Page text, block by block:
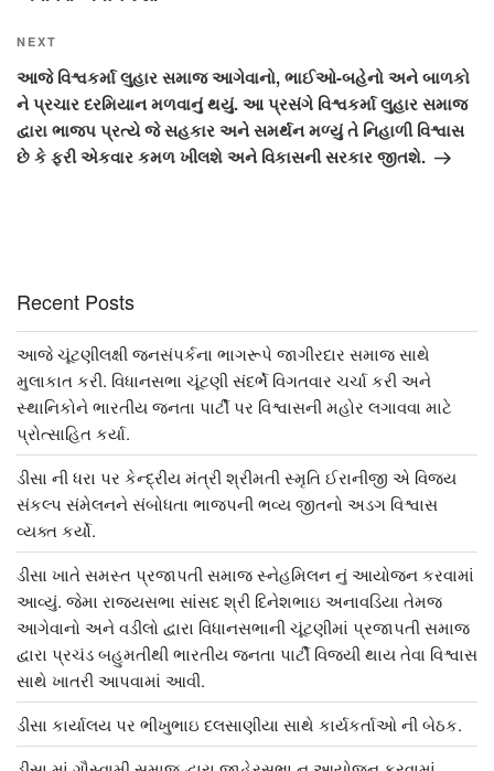
Next
Post
NEXT
આજે વિશ્વકર્મા લુહાર સમાજ આગેવાનો, ભાઈઓ-બહેનો અને બાળકો
ને પ્રચાર દરમિયાન મળવાનું થયું. આ પ્રસંગે વિશ્વકર્મા લુહાર સમાજ
દ્વારા ભાજપ પ્રત્યે જે સહકાર અને સમર્થન મળ્યું તે નિહાળી વિશ્વાસ
છે કે ફરી એકવાર કમળ ખીલશે અને વિકાસની સરકાર જીતશે.
Recent Posts
આજે ચૂંટણીલક્ષી જનસંપર્કના ભાગરૂપે જાગીરદાર સમાજ સાથે
મુલાકાત કરી. વિધાનસભા ચૂંટણી સંદર્ભે વિગતવાર ચર્ચા કરી અને
સ્થાનિકોને ભારતીય જનતા પાર્ટી પર વિશ્વાસની મહોર લગાવવા માટે
પ્રોત્સાહિત કર્યા.
ડીસા ની ધરા પર કેન્દ્રીય મંત્રી શ્રીમતી સ્મૃતિ ઈરાનીજી એ વિજય
સંકલ્પ સંમેલનને સંબોધતા ભાજપની ભવ્ય જીતનો અડગ વિશ્વાસ
વ્યક્ત કર્યો.
ડીસા ખાતે સમસ્ત પ્રજાપતી સમાજ સ્નેહમિલન નું આયોજન કરવામાં
આવ્યું. જેમા રાજ્યસભા સાંસદ શ્રી દિનેશભાઇ અનાવડિયા તેમજ
આગેવાનો અને વડીલો દ્વારા વિધાનસભાની ચૂંટણીમાં પ્રજાપતી સમાજ
દ્વારા પ્રચંડ બહુમતીથી ભારતીય જનતા પાર્ટી વિજયી થાય તેવા વિશ્વાસ
સાથે ખાતરી આપવામાં આવી.
ડીસા કાર્યાલય પર ભીખુભાઇ દલસાણીયા સાથે કાર્યકર્તાઓ ની બેઠક.